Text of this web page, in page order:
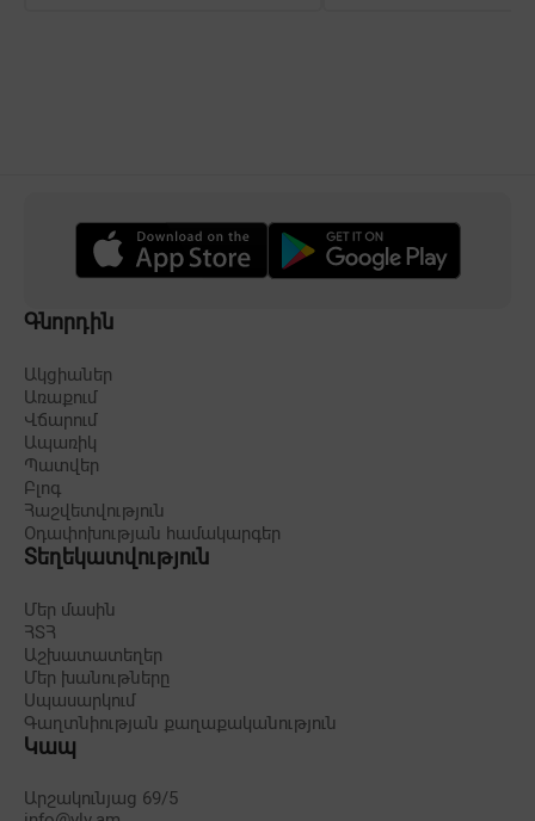
Գնորդին
Ակցիաներ
Առաքում
Վճարում
Ապառիկ
Պատվեր
Բլոգ
Հաշվետվություն
Օդափոխության համակարգեր
Տեղեկատվություն
Մեր մասին
ՀՏՀ
Աշխատատեղեր
Մեր խանութները
Սպասարկում
Գաղտնիության քաղաքականություն
Կապ
Արշակունյաց 69/5